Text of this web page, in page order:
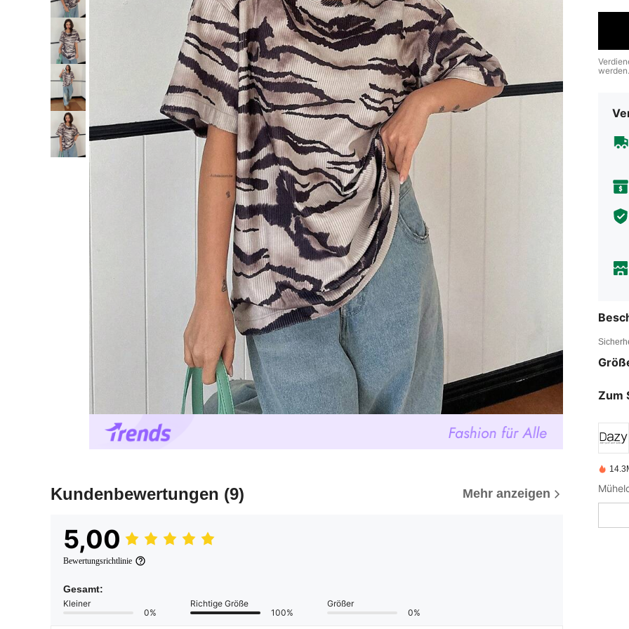
Kundenbewertungen (9) Mehr anzeigen
5,00
Bewertungsrichtlinie
Gesamt:
Kleiner
0%
Richtige Größe
100%
Größer
0%
werden.
Zum